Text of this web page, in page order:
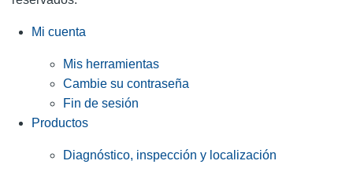
Mi cuenta
Mis herramientas
Cambie su contraseña
Fin de sesión
Productos
Diagnóstico, inspección y localización